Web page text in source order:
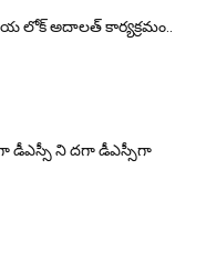
లోక్ అదాలత్ కార్యక్రమం..
డీఎస్సీ ని దగా డీఎస్సీగా